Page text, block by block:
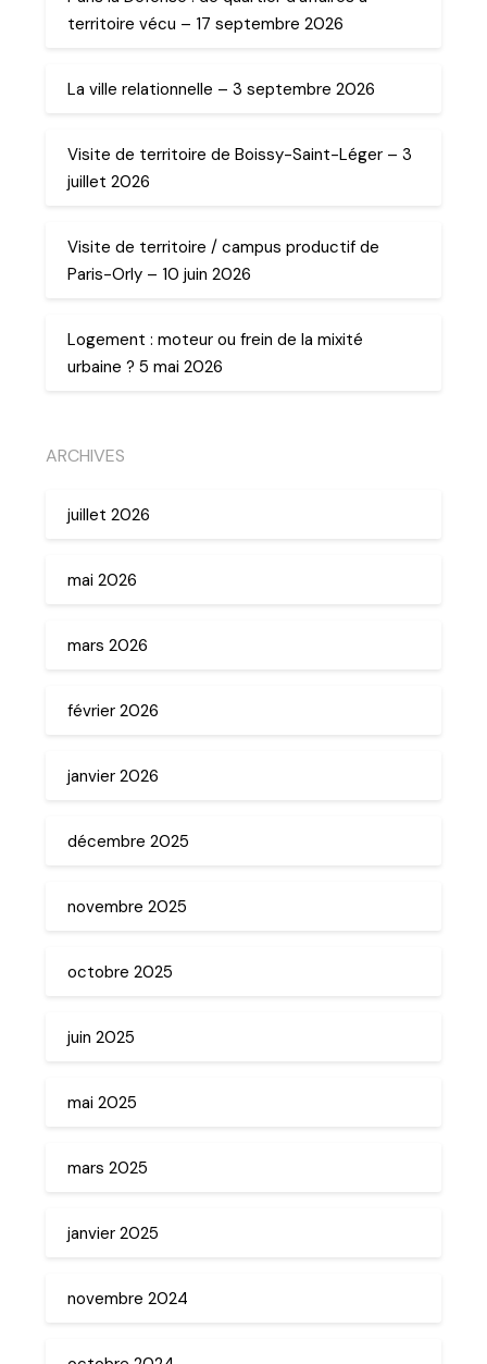
territoire vécu – 17 septembre 2026
La ville relationnelle – 3 septembre 2026
Visite de territoire de Boissy-Saint-Léger – 3
juillet 2026
Visite de territoire / campus productif de
Paris-Orly – 10 juin 2026
Logement : moteur ou frein de la mixité
urbaine ? 5 mai 2026
ARCHIVES
juillet 2026
mai 2026
mars 2026
février 2026
janvier 2026
décembre 2025
novembre 2025
octobre 2025
juin 2025
mai 2025
mars 2025
janvier 2025
novembre 2024